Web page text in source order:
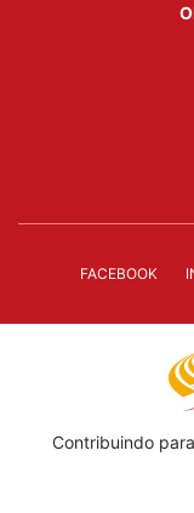
FACEBOOK
Contribuindo